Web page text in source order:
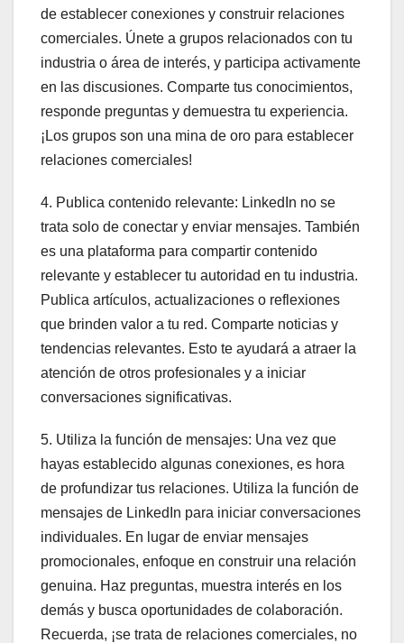
de establecer conexiones y construir relaciones
comerciales. Únete a grupos relacionados con tu
industria o área de interés, y participa activamente
en las discusiones. Comparte tus conocimientos,
responde preguntas y demuestra tu experiencia.
¡Los grupos son una mina de oro para establecer
relaciones comerciales!
4. Publica contenido relevante: LinkedIn no se
trata solo de conectar y enviar mensajes. También
es una plataforma para compartir contenido
relevante y establecer tu autoridad en tu industria.
Publica artículos, actualizaciones o reflexiones
que brinden valor a tu red. Comparte noticias y
tendencias relevantes. Esto te ayudará a atraer la
atención de otros profesionales y a iniciar
conversaciones significativas.
5. Utiliza la función de mensajes: Una vez que
hayas establecido algunas conexiones, es hora
de profundizar tus relaciones. Utiliza la función de
mensajes de LinkedIn para iniciar conversaciones
individuales. En lugar de enviar mensajes
promocionales, enfoque en construir una relación
genuina. Haz preguntas, muestra interés en los
demás y busca oportunidades de colaboración.
Recuerda, ¡se trata de relaciones comerciales, no